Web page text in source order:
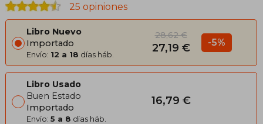
25 opiniones
Libro Nuevo
Importado
Envío: 12 a 18 días háb.
28,62 €
27,19 € -5%
Libro Usado
Buen Estado
Importado
Envío: 5 a 8 días háb.
16,79 €